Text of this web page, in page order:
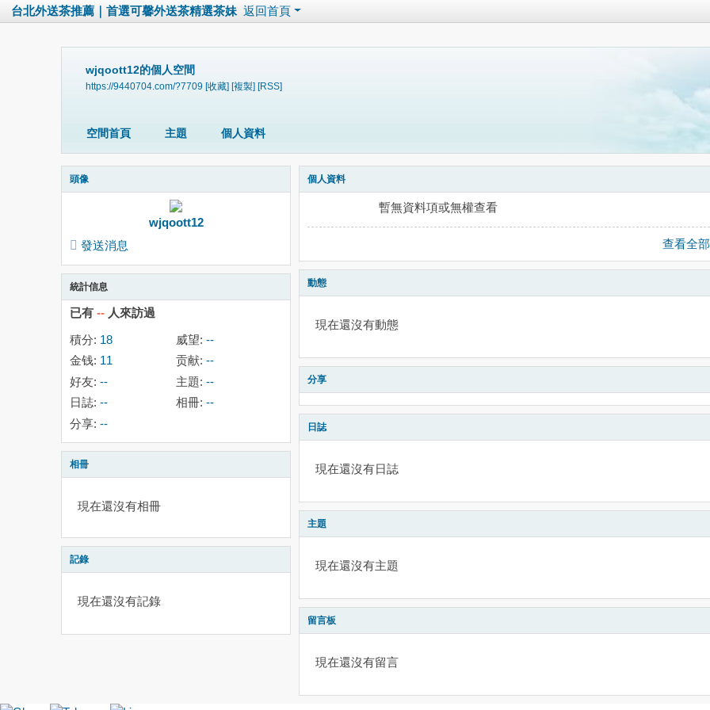
台北外送茶推薦｜首選可馨外送茶精選茶妹 返回首頁
wjqoott12的個人空間
https://9440704.com/?7709 [收藏] [複製] [RSS]
空間首頁 主題 個人資料
頭像
wjqoott12
發送消息
統計信息
已有 -- 人來訪過
積分: 18 威望: --
金钱: 11 贡献: --
好友: -- 主題: --
日誌: -- 相冊: --
分享: --
相冊
現在還沒有相冊
記錄
現在還沒有記錄
個人資料
暫無資料項或無權查看
查看全
動態
現在還沒有動態
分享
日誌
現在還沒有日誌
主題
現在還沒有主題
留言板
現在還沒有留言